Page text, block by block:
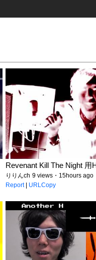
Revenant Kill The Night 用
りりんch 9 views・15hours ago
Report| URLCopy